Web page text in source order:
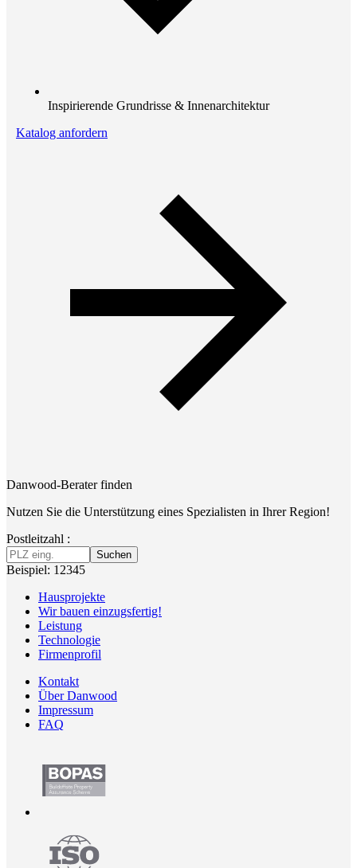
Inspirierende Grundrisse & Innenarchitektur
Katalog anfordern
Danwood-Berater finden
Nutzen Sie die Unterstützung eines Spezialisten in Ihrer Region!
Postleitzahl :
Suchen
Beispiel: 12345
Hausprojekte
Wir bauen einzugsfertig!
Leistung
Technologie
Firmenprofil
Kontakt
Über Danwood
Impressum
FAQ